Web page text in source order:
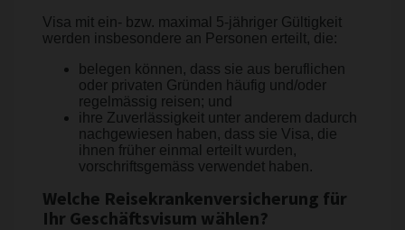
Visa mit ein- bzw. maximal 5-jähriger Gültigkeit
werden insbesondere an Personen erteilt, die:
belegen können, dass sie aus beruflichen
oder privaten Gründen häufig und/oder
regelmässig reisen; und
ihre Zuverlässigkeit unter anderem dadurch
nachgewiesen haben, dass sie Visa, die
ihnen früher einmal erteilt wurden,
vorschriftsgemäss verwendet haben.
Welche Reisekrankenversicherung für
Ihr Geschäftsvisum wählen?